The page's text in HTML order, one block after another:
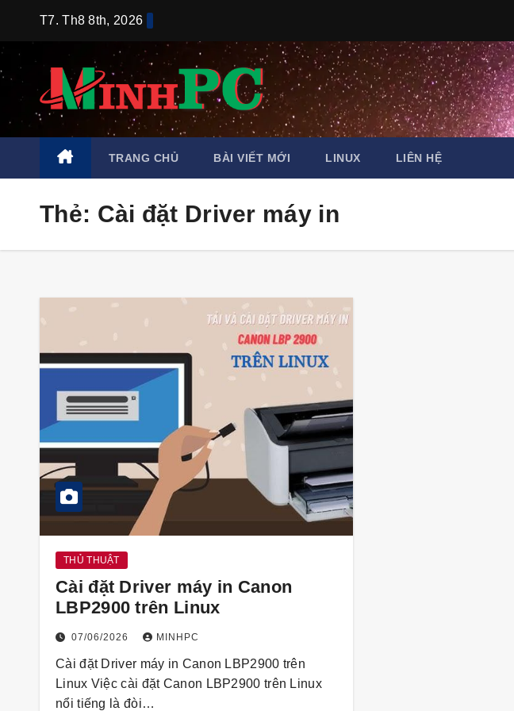
content
T7. Th8 8th, 2026
TRANG CHỦ BÀI VIẾT MỚI LINUX LIÊN HỆ
Thẻ: Cài đặt Driver máy in
THỦ THUẬT
Cài đặt Driver máy in Canon
LBP2900 trên Linux
07/06/2026 MINHPC
Cài đặt Driver máy in Canon LBP2900 trên
Linux Việc cài đặt Canon LBP2900 trên Linux
nổi tiếng là đòi…